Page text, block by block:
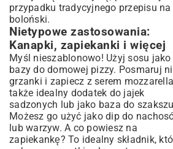
przypadku tradycyjnego przepisu na
boloński.
Nietypowe zastosowania:
Kanapki, zapiekanki i więcej
Myśl nieszablonowo! Użyj sosu jako
bazy do domowej pizzy. Posmaruj
grzanki i zapiecz z serem
także idealny dodatek do jajek
sadzonych lub jako baza do
Możesz go użyć jako dip do
lub warzyw. A co powiesz na
zapiekankę? To idealny składnik,